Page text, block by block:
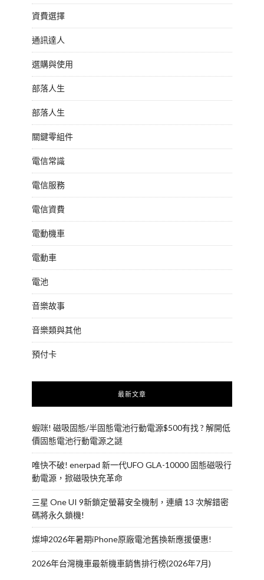
資費選擇
通訊達人
選購與使用
部落人生
部落人生
關鍵零組件
電信常識
電信服務
電信資費
電動機車
電動車
電池
音樂故事
音樂類與其他
預付卡
最新文章
蝦咪! 磁吸固態/半固態電池行動電源$500有找 ? 解開低
價固態電池行動電源之謎
唯快不破! enerpad 新一代UFO GLA-10000 固態磁吸行
動電源，掀磁吸快充革命
三星 One UI 9新鎖定螢幕安全機制，連續 13 次解錯密
碼將永久鎖機!
燦坤2026年暑期iPhone原廠電池舊換新應援優惠!
2026年台灣機車最新機車銷售排行榜(2026年7月)